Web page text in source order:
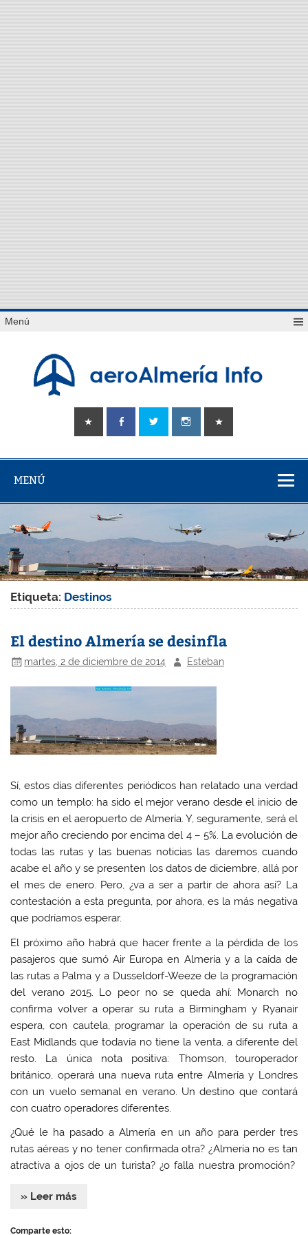
Saltar
alMenú
aeroAlmería
info
Tu portal sobre el aeropuerto de Almería
MENÚ
Etiqueta: Destinos
El destino Almería se desinfla
martes, 2 de diciembre de 2014 Esteban
Sí, estos días diferentes periódicos han relatado una verdad
como un templo: ha sido el mejor verano desde el inicio de
la crisis en el aeropuerto de Almería. Y, seguramente, será el
mejor año creciendo por encima del 4 – 5%. La evolución de
todas las rutas y las buenas noticias las daremos cuando
acabe el año y se presenten los datos de diciembre, allá por
el mes de enero. Pero, ¿va a ser a partir de ahora así? La
contestación a esta pregunta, por ahora, es la más negativa
que podríamos esperar.
El próximo año habrá que hacer frente a la pérdida de los
pasajeros que sumó Air Europa en Almería y a la caída de
las rutas a Palma y a Dusseldorf-Weeze de la programación
del verano 2015. Lo peor no se queda ahí: Monarch no
confirma volver a operar su ruta a Birmingham y Ryanair
espera, con cautela, programar la operación de su ruta a
East Midlands que todavía no tiene la venta, a diferente del
resto. La única nota positiva: Thomson, touroperador
británico, operará una nueva ruta entre Almería y Londres
con un vuelo semanal en verano. Un destino que contará
con cuatro operadores diferentes.
¿Qué le ha pasado a Almería en un año para perder tres
rutas aéreas y no tener confirmada otra? ¿Almería no es tan
atractiva a ojos de un turista? ¿o falla nuestra promoción?
» Leer más
Comparte esto: